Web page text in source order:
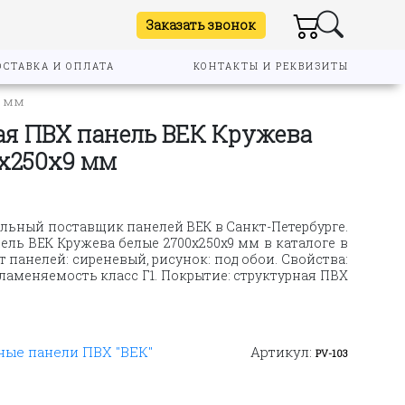
Заказать звонок
И ОПЛАТА КОНТАКТЫ И РЕКВИЗИТЫ
мм
ПВХ панель ВЕК Кружева
мм
поставщик панелей ВЕК в Санкт-Петербурге.
ВЕК Кружева белые 2700х250х9 мм в каталоге в
панелей: сиреневый, рисунок: под обои. Свойства:
класс Г1. Покрытие: структурная ПВХ
Артикул: PV-103
панели ПВХ "ВЕК"